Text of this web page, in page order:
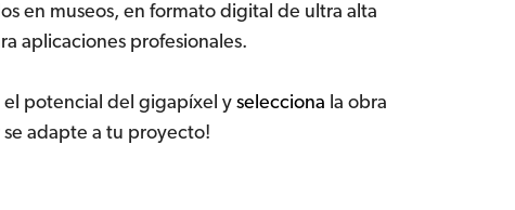
en museos, en formato digital de ultra alta
aplicaciones profesionales.
el potencial del gigapíxel y selecciona la obra
adapte a tu proyecto!